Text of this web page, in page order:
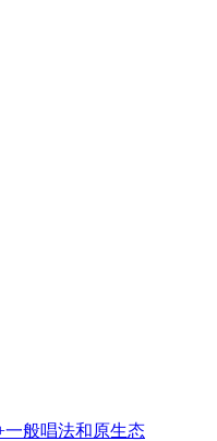
一般唱法和原生态